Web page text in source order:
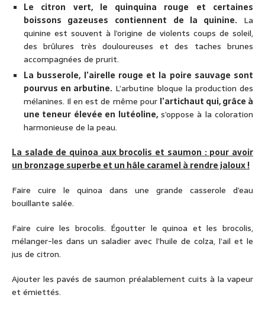
Le citron vert, le quinquina rouge et certaines
boissons gazeuses contiennent de la quinine.La
quinine est souvent à l’origine de violents coups de soleil,
des brûlures très douloureuses et des taches brunes
accompagnées de prurit.
La busserole, l’airelle rouge et la poire sauvage sont
pourvus en arbutine. L’arbutine bloque la production des
mélanines. Il en est de même pour l’artichaut qui, grâce à
une teneur élevée en lutéoline,s’oppose à la coloration
harmonieuse de la peau.
La salade de quinoa aux brocolis et saumon : pour avoir
un bronzage superbe et un hâle caramel à rendre jaloux !
Faire cuire le quinoa dans une grande casserole d’eau
bouillante salée.
Faire cuire les brocolis. Égoutter le quinoa et les brocolis,
mélanger-les dans un saladier avec l’huile de colza, l’ail et le
jus de citron.
Ajouter les pavés de saumon préalablement cuits à la vapeur
et émiettés.